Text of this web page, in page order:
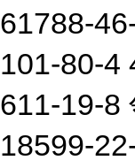
61788-
101-80-4
611-19-8
18599-